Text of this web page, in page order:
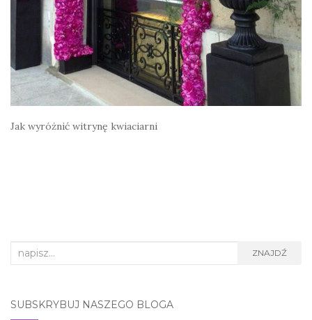
Jak wyróżnić witrynę kwiaciarni
Search
ZNAJDŹ
SUBSKRYBUJ NASZEGO BLOGA